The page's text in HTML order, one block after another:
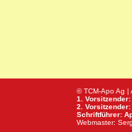
© TCM-Apo Ag |
1.
2. Vorsitzender:
Schriftführer:
Webmaster: